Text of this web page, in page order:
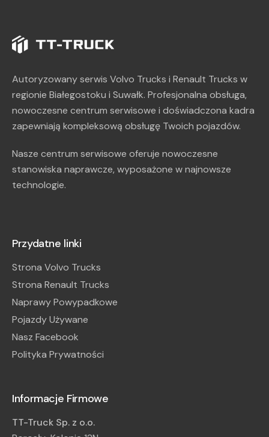
Autoryzowany serwis Volvo Trucks i Renault Trucks w
regionie Białegostoku i Suwałk. Profesjonalna obsługa,
nowoczesne centrum serwisowe i doświadczona kadra
zapewniają kompleksową obsługę Twoich pojazdów.
Nasze centrum serwisowe oferuje nowoczesne
stanowiska naprawcze, wyposażone w najnowsze
technologie.
Przydatne linki
Strona Volvo Trucks
Strona Renault Trucks
Naprawy Powypadkowe
Pojazdy Używane
Nasz Facebook
Polityka Prywatności
Informacje Firmowe
TT-Truck Sp. z o.o.